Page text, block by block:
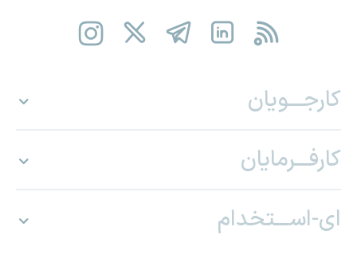
کارجـــویان
کارفـــرمایان
ای-اســـتخدام